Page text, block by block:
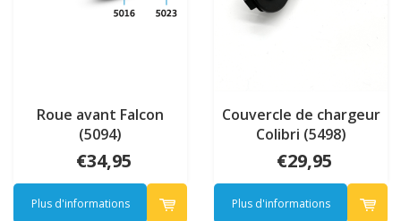
Roue avant Falcon
(5094)
€34,95
Plus d'informations
Couvercle de chargeur
Colibri (5498)
€29,95
Plus d'informations